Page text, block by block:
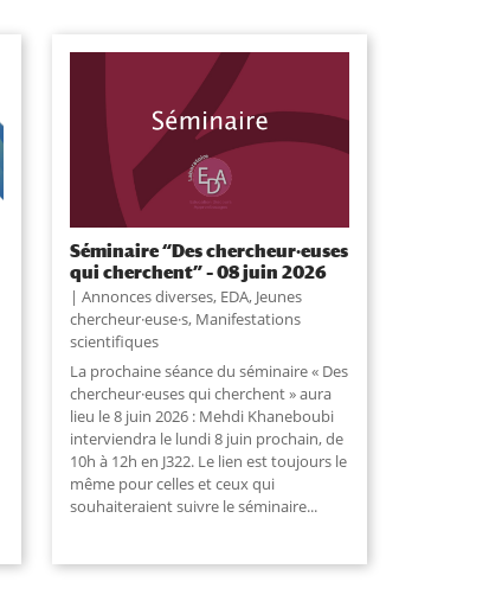
Séminaire “Des chercheur·euses
qui cherchent” – 08 juin 2026
Annonces diverses, EDA, Jeunes
chercheur·euse·s, Manifestations
scientifiques
La prochaine séance du séminaire « Des
chercheur·euses qui cherchent » aura
lieu le 8 juin 2026 : Mehdi Khaneboubi
interviendra le lundi 8 juin prochain, de
10h à 12h en J322. Le lien est toujours le
même pour celles et ceux qui
souhaiteraient suivre le séminaire...